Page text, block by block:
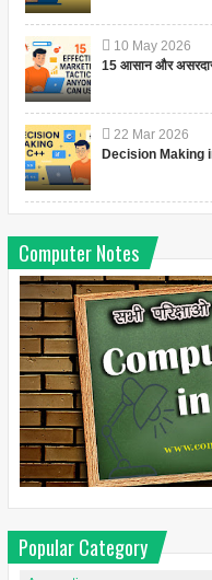
10 May 2026
15 आसान और असरदार
22 Mar 2026
Decision Making
Computer Notes
Popular Category